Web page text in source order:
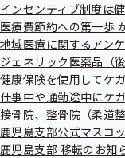
インセンティブ制度は
医療費節約への第一歩
地域医療に関するアン
ジェネリック医薬品（
健康保険を使用してケ
仕事中や通勤途中にケ
接骨院、整骨院（柔道
鹿児島支部公式マスコ
鹿児島支部 移転のお知
評議会配布資料
記載されている